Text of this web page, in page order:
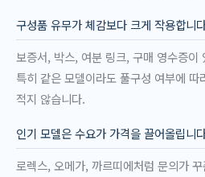
구성품 유무가 체감보다 크게 작용합니
보증서, 박스, 여분 링크, 구매 영수증이
특히 같은 모델이라도 풀구성 여부에 따
적지 않습니다.
인기 모델은 수요가 가격을 끌어올립니
로렉스, 오메가, 까르띠에처럼 문의가